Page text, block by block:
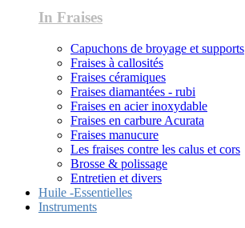
In Fraises
Capuchons de broyage et supports
Fraises à callosités
Fraises céramiques
Fraises diamantées - rubi
Fraises en acier inoxydable
Fraises en carbure Acurata
Fraises manucure
Les fraises contre les calus et cors
Brosse & polissage
Entretien et divers
Huile -Essentielles
Instruments